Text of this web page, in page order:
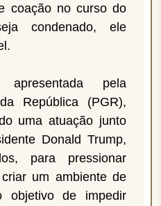
coação no curso do
condenado, ele
pela
República (PGR),
uma atuação junto
Donald Trump,
para pressionar
um ambiente de
objetivo de impedir